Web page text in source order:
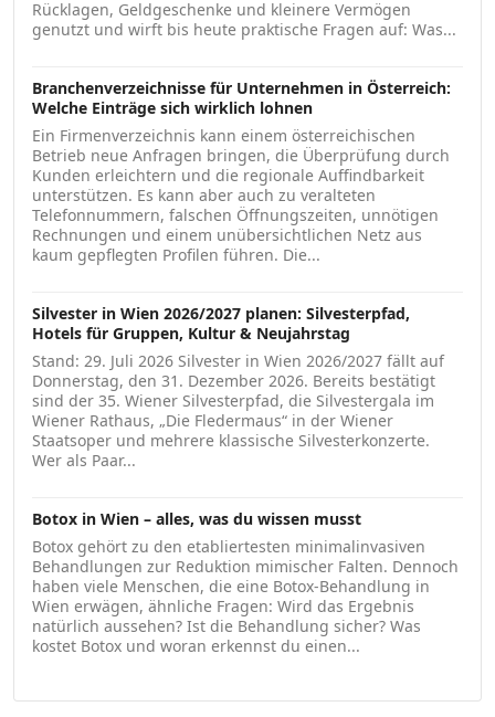
Rücklagen, Geldgeschenke und kleinere Vermögen
genutzt und wirft bis heute praktische Fragen auf: Was...
Branchenverzeichnisse für Unternehmen in Österreich:
Welche Einträge sich wirklich lohnen
Ein Firmenverzeichnis kann einem österreichischen
Betrieb neue Anfragen bringen, die Überprüfung durch
Kunden erleichtern und die regionale Auffindbarkeit
unterstützen. Es kann aber auch zu veralteten
Telefonnummern, falschen Öffnungszeiten, unnötigen
Rechnungen und einem unübersichtlichen Netz aus
kaum gepflegten Profilen führen. Die...
Silvester in Wien 2026/2027 planen: Silvesterpfad,
Hotels für Gruppen, Kultur & Neujahrstag
Stand: 29. Juli 2026 Silvester in Wien 2026/2027 fällt auf
Donnerstag, den 31. Dezember 2026. Bereits bestätigt
sind der 35. Wiener Silvesterpfad, die Silvestergala im
Wiener Rathaus, „Die Fledermaus“ in der Wiener
Staatsoper und mehrere klassische Silvesterkonzerte.
Wer als Paar...
Botox in Wien – alles, was du wissen musst
Botox gehört zu den etabliertesten minimalinvasiven
Behandlungen zur Reduktion mimischer Falten. Dennoch
haben viele Menschen, die eine Botox-Behandlung in
Wien erwägen, ähnliche Fragen: Wird das Ergebnis
natürlich aussehen? Ist die Behandlung sicher? Was
kostet Botox und woran erkennst du einen...